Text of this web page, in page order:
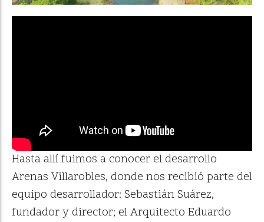
Hasta allí fuimos a conocer el desarrollo
Arenas Villarobles, donde nos recibió parte del
equipo desarrollador: Sebastián Suárez,
fundador y director; el Arquitecto Eduardo